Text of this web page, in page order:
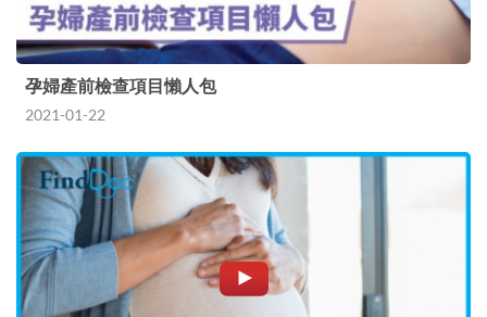
孕婦產前檢查項目懶人包
2021-01-22